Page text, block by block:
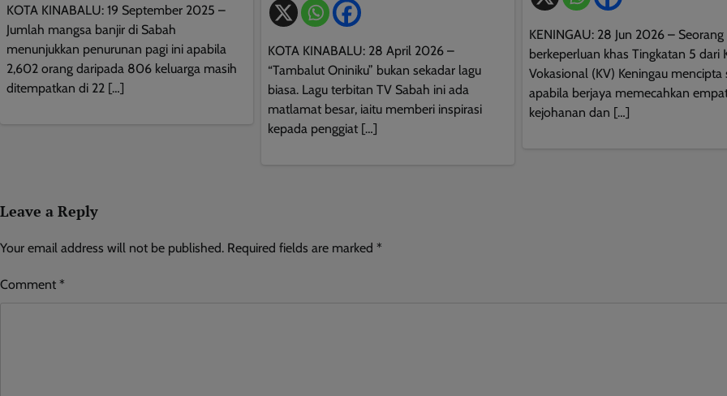
KOTA KINABALU: 19 September 2025 –
Jumlah mangsa banjir di Sabah
menunjukkan penurunan pagi ini apabila
2,602 orang daripada 806 keluarga masih
ditempatkan di 22 […]
KOTA KINABALU: 28 April 2026 –
“Tambalut Oniniku” bukan sekadar lagu
biasa. Lagu terbitan TV Sabah ini ada
matlamat besar, iaitu memberi inspirasi
kepada penggiat […]
KENINGAU: 28 Jun 2026 –
berkeperluan khas Tingkatan 5 dari
Vokasional (KV) Keningau mencipta
apabila berjaya memecahkan
kejohanan dan […]
Leave a Reply
Your email address will not be published. Required fields are marked *
Comment *